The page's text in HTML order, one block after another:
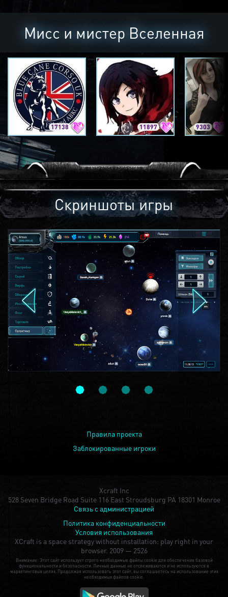
Мисс и мистер Вселенная
17138 11897 9303
Скриншоты игры
Правила проекта
Заблокированные игроки
Xcraft Inc
528 Seven Bridge Road Suite 116 East Stroudsburg PA 18301 Monroe
Связь с администрацией
Политика конфиденциальности
Условия использования
XCraft is a space strategy without installation: play right in your
browser. 2009 — 2526
Внимание: Этот сайт использует строго необходимые файлы cookie для обеспечения базовой
функциональности и безопасности. Личные данные не отслеживаются и не используются в
маркетинговых целях. Продолжая использовать этот сайт, вы соглашаетесь на использование этих
необходимых файлов cookie.